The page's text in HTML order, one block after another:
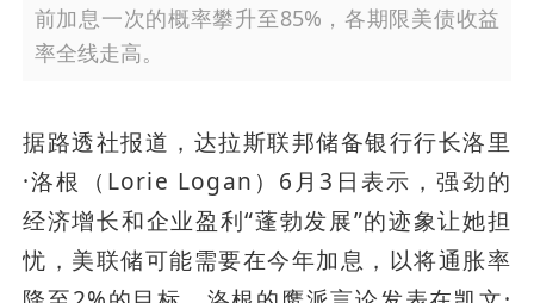
前加息一次的概率攀升至85%，各期限美债收益
率全线走高。
据路透社报道，达拉斯联邦储备银行行长洛里
·洛根（Lorie Logan）6月3日表示，强劲的
经济增长和企业盈利“蓬勃发展”的迹象让她担
忧，美联储可能需要在今年加息，以将通胀率